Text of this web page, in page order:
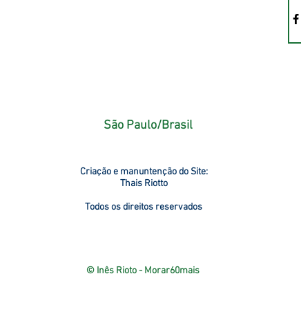
São Paulo/Brasil
Criação e manuntenção do Site:
Thais Riotto
Todos os direitos reservados
© Inês Rioto - Morar60mais